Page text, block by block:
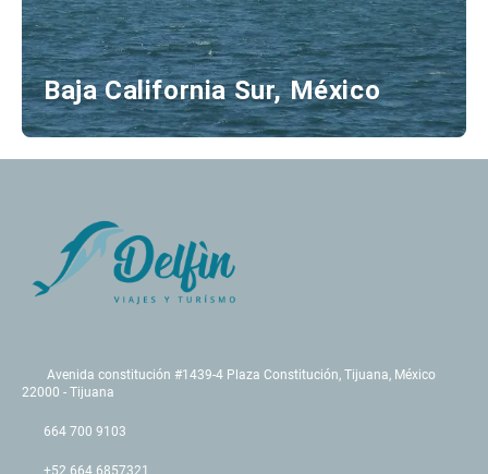
Baja California Sur, México
Avenida constitución #1439-4 Plaza Constitución, Tijuana, México
22000 - Tijuana
664 700 9103
+52 664 6857321